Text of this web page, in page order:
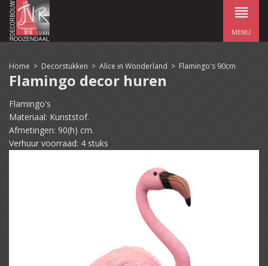
MENU
Home > Decorstukken > Alice in Wonderland > Flamingo's 90cm
Flamingo decor huren
Flamingo's
Materiaal: Kunststof.
Afmetingen: 90(h) cm.
Verhuur voorraad: 4 stuks